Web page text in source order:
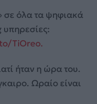
σε όλα τα ψηφιακά
υπηρεσίες:
TiOreo.
ήταν η ώρα του.
Ωραίο είναι